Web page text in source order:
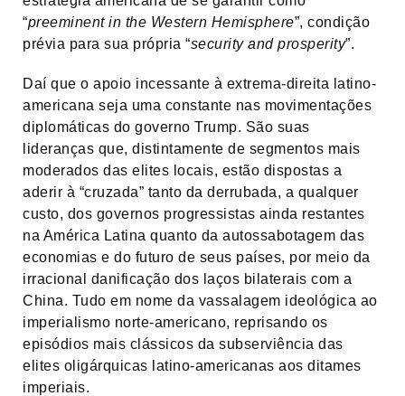
“preeminent in the Western Hemisphere”, condição
prévia para sua própria “security and prosperity”.
Daí que o apoio incessante à extrema-direita latino-
americana seja uma constante nas movimentações
diplomáticas do governo Trump. São suas
lideranças que, distintamente de segmentos mais
moderados das elites locais, estão dispostas a
aderir à “cruzada” tanto da derrubada, a qualquer
custo, dos governos progressistas ainda restantes
na América Latina quanto da autossabotagem das
economias e do futuro de seus países, por meio da
irracional danificação dos laços bilaterais com a
China. Tudo em nome da vassalagem ideológica ao
imperialismo norte-americano, reprisando os
episódios mais clássicos da subserviência das
elites oligárquicas latino-americanas aos ditames
imperiais.